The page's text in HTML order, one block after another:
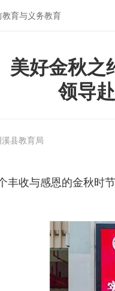
教育与义务教育
美好金秋
领导
县教育局
收与感恩的金秋时节